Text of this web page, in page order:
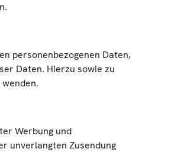
personenbezogenen Daten,
Daten. Hierzu sowie zu
Werbung und
unverlangten Zusendung